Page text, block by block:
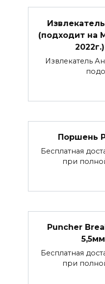
(подходит на
Извлекатель
Поршень
Бесплатная
при
Puncher
Бесплатная
при